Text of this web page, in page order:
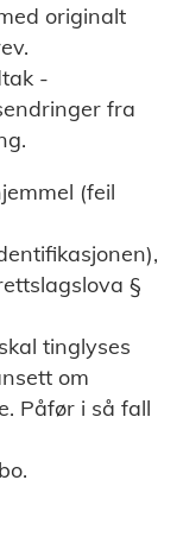
originalt
-
fra
(feil
§
tinglyses
om
Påfør i så fall